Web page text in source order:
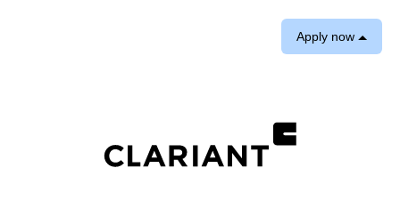
Apply now